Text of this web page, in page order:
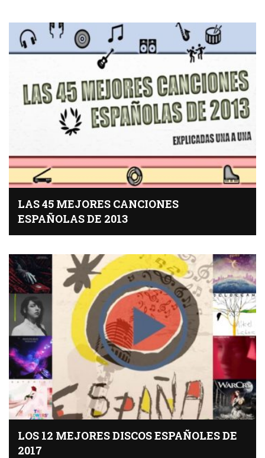
LAS 45 MEJORES CANCIONES
ESPAÑOLAS DE 2013
LOS 12 MEJORES DISCOS ESPAÑOLES DE
2017